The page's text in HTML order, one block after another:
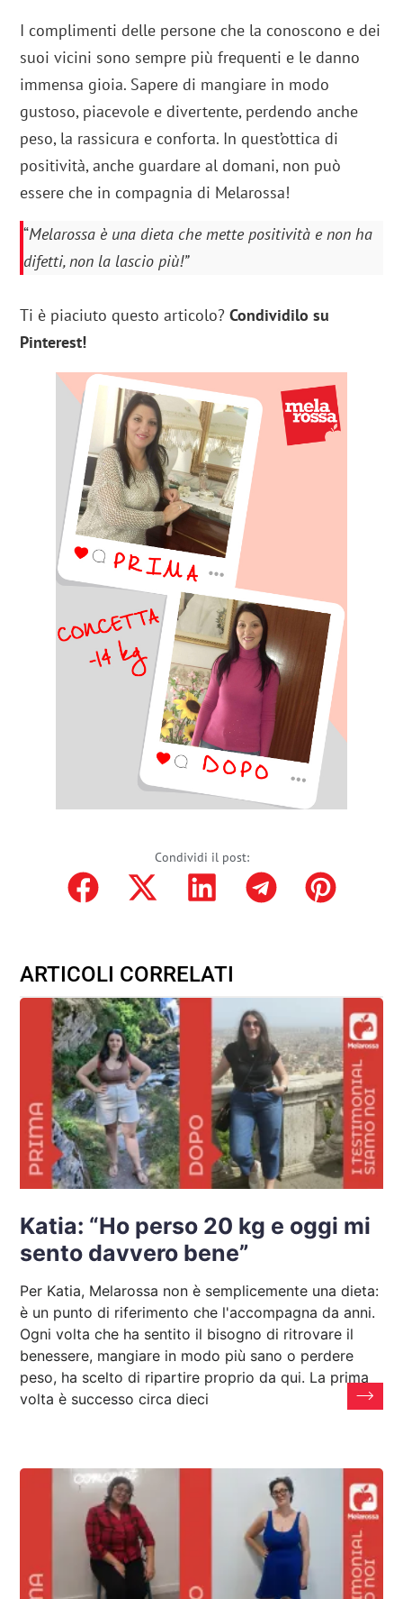
I complimenti delle persone che la conoscono e dei
suoi vicini sono sempre più frequenti e le danno
immensa gioia. Sapere di mangiare in modo
gustoso, piacevole e divertente, perdendo anche
peso, la rassicura e conforta. In quest’ottica di
positività, anche guardare al domani, non può
essere che in compagnia di Melarossa!
“Melarossa è una dieta che mette positività e non ha
difetti, non la lascio più!”
Ti è piaciuto questo articolo?Condividilo su
Pinterest!
Condividi il post:
ARTICOLI CORRELATI
Katia: “Ho perso 20 kg e oggi mi
sento davvero bene”
Per Katia, Melarossa non è semplicemente una dieta:
è un punto di riferimento che l'accompagna da anni.
Ogni volta che ha sentito il bisogno di ritrovare il
benessere, mangiare in modo più sano o perdere
peso, ha scelto di ripartire proprio da qui. La prima
volta è successo circa dieci